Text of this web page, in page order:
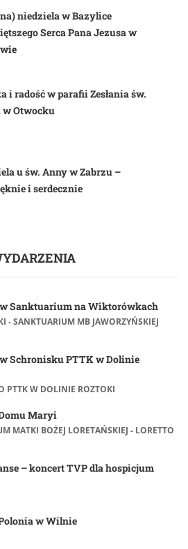
niedziela w Bazylice
Serca Pana Jezusa w
i radość w parafii Zesłania św.
w Otwocku
u św. Anny w Zabrzu –
i serdecznie
Sanktuarium na Wiktorówkach
- SANKTUARIUM MB JAWORZYŃSKIEJ
Schronisku PTTK w Dolinie
PTTK W DOLINIE ROZTOKI
Maryi
MATKI BOŻEJ LORETAŃSKIEJ - LORETTO
– koncert TVP dla hospicjum
w Wilnie